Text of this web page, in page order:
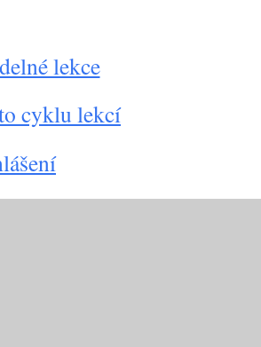
lekce
cyklu lekcí